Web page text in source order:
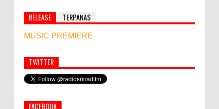
RELEASE TERPANAS
MUSIC PREMIERE
Simbol Persahabatan, RI Bangun Islamic Centre di
Afghanistan
TWITTER
FACEBOOK